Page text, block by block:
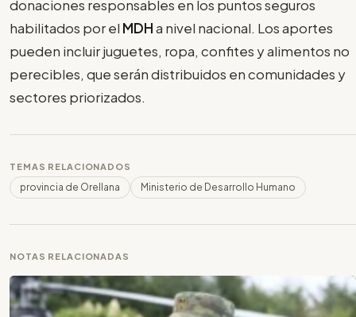
donaciones responsables en los puntos seguros
habilitados por el MDHa nivel nacional. Los aportes
pueden incluir juguetes, ropa, confites y alimentos no
perecibles, que serán distribuidos en comunidades y
sectores priorizados.
TEMAS RELACIONADOS
provincia de Orellana Ministerio de Desarrollo Humano
NOTAS RELACIONADAS